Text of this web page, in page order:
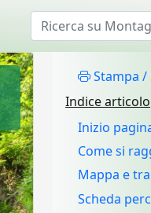
Stampa /
Indice articolo
Inizio
Come si
Mappa e
Scheda